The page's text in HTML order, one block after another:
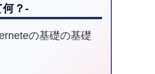
？-
の基礎の基礎